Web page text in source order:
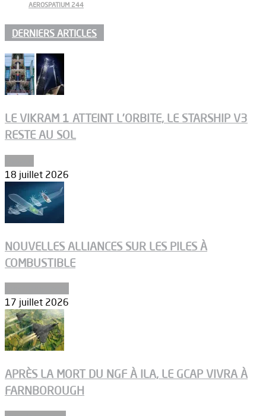
AEROSPATIUM 244
DERNIERS ARTICLES
LE VIKRAM 1 ATTEINT L’ORBITE, LE STARSHIP V3
RESTE AU SOL
18 juillet 2026
NOUVELLES ALLIANCES SUR LES PILES À
COMBUSTIBLE
17 juillet 2026
APRÈS LA MORT DU NGF À ILA, LE GCAP VIVRA À
FARNBOROUGH